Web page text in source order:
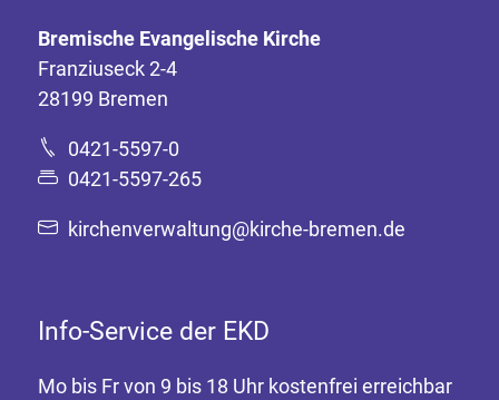
Bremische Evangelische Kirche
Franziuseck 2-4
28199 Bremen
0421-5597-0
0421-5597-265
kirchenverwaltung@kirche-bremen.de
Info-Service der EKD
Mo bis Fr von 9 bis 18 Uhr kostenfrei erreichbar